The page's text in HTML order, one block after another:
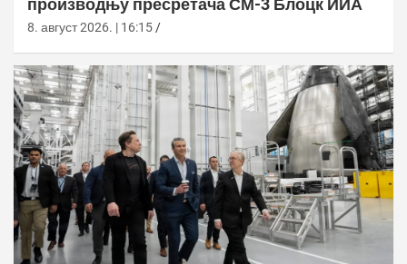
производњу пресретача СМ-3 Блоцк ИИА
8. август 2026. | 16:15